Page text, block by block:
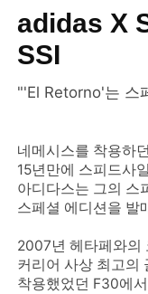
adidas X
SSI
"'El Retorno'는 스
네메시스를 착용하
15년만에 스피드사
아디다스는 그의 스
스페셜 에디션을 발
2007년 헤타페와의
커리어 사상 최고의
착용했었던 F30에